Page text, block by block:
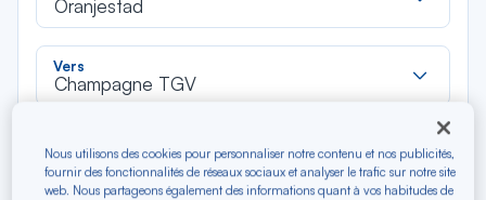
Oranjestad
Vers
Champagne TGV
Aller-Retour Aller simple
Nous utilisons des cookies pour personnaliser notre contenu et nos publicités,
fournir des fonctionnalités de réseaux sociaux et analyser le trafic sur notre site
web. Nous partageons également des informations quant à vos habitudes de